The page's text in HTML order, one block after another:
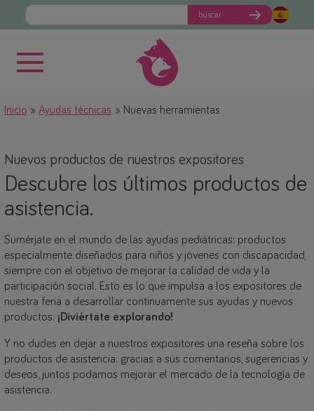
buscar
Inicio Ayudas técnicas Nuevas herramientas
Nuevos productos de nuestros expositores
Descubre los últimos productos de
asistencia.
Sumérjate en el mundo de las ayudas pediátricas: productos
especialmente diseñados para niños y jóvenes con discapacidad,
siempre con el objetivo de mejorar la calidad de vida y la
participación social. Esto es lo que impulsa a los expositores de
nuestra feria a desarrollar continuamente sus ayudas y nuevos
productos. ¡Diviértate explorando!
Y no dudes en dejar a nuestros expositores una reseña sobre los
productos de asistencia: gracias a sus comentarios, sugerencias y
deseos, juntos podamos mejorar el mercado de la tecnología de
asistencia.